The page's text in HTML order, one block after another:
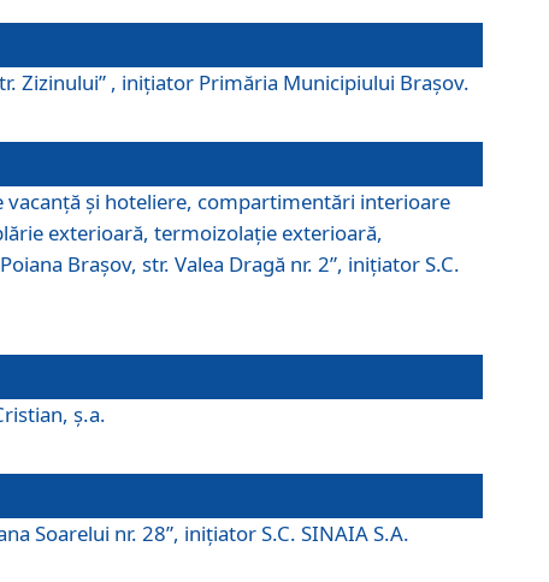
Zizinului” , iniţiator Primăria Municipiului Braşov.
vacanţă şi hoteliere, compartimentări interioare
exterioară, termoizolaţie exterioară,
Braşov, str. Valea Dragă nr. 2”, iniţiator S.C.
ş.a.
Soarelui nr. 28”, iniţiator S.C. SINAIA S.A.